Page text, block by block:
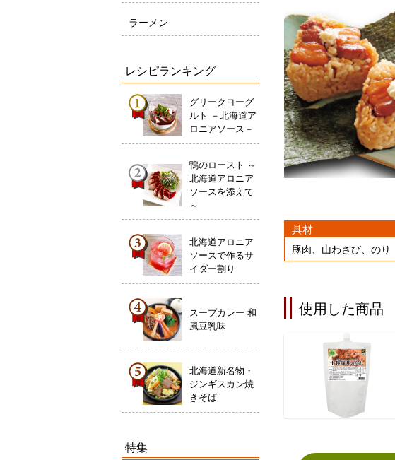
具材
豚肉、山わさび、のり
使用した商品
ラーメン
レシピランキング
グリークヨーグ
ルト －北海道ア
ロニアソース－
鴨のロースト ～
北海道アロニア
ソースを添えて
～
北海道アロニア
ソースで作るサ
イダー割り
スープカレー 和
風豆乳味
北海道新名物・
ジンギスカン焼
きそば
特集